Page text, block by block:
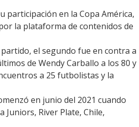
participación en la Copa América,
la plataforma de contenidos de
el segundo fue en contra a
de Wendy Carballo a los 80 y
a 25 futbolistas y la
en junio del 2021 cuando
River Plate, Chile,